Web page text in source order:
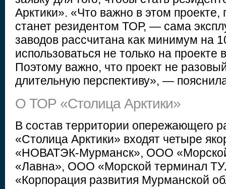
Арктики». «Что важно в этом проекте,
станет резидентом ТОР, — сама
заводов рассчитана как минимум на
использоваться не только на
Поэтому важно, что проект не
длительную перспективу», —
О ТОР «Столица Арктики»
В состав территории опережающего
«Столица Арктики» входят четыре
«НОВАТЭК-Мурманск», ООО «Морской
«Лавна», ООО «Морской терминал
«Корпорация развития Мурманской